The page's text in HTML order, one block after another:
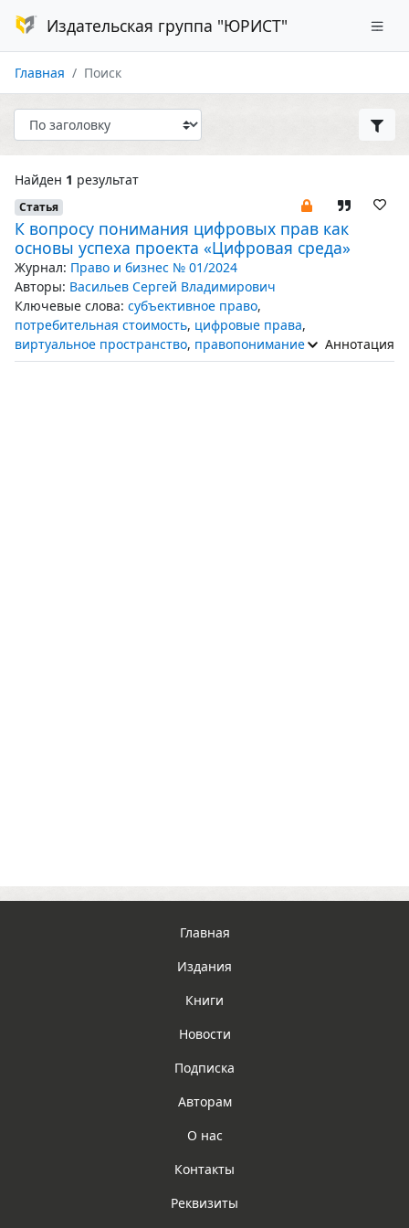
Издательская группа "ЮРИСТ"
Главная Поиск
Найден 1 результат
Статья
К вопросу понимания цифровых прав как
основы успеха проекта «Цифровая среда»
Журнал: Право и бизнес № 01/2024
Авторы: Васильев Сергей Владимирович
Ключевые слова: субъективное право,
потребительная стоимость, цифровые права,
виртуальное пространство, правопонимание Аннотация
Главная
Издания
Книги
Новости
Подписка
Авторам
О нас
Контакты
Реквизиты